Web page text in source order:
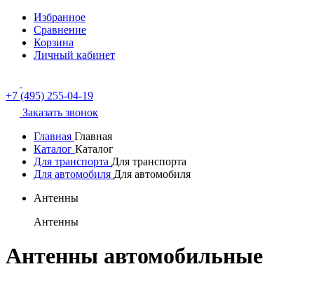
Избранное
Сравнение
Корзина
Личный кабинет
+7 (495) 255-04-19
Заказать звонок
Главная Главная
Каталог Каталог
Для транспорта Для транспорта
Для автомобиля Для автомобиля
Антенны
Антенны
Антенны автомобильные